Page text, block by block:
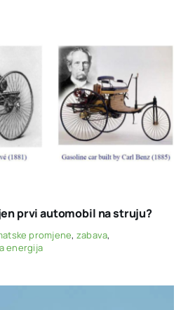
prvi automobil na struju?
promjene, zabava,
energija